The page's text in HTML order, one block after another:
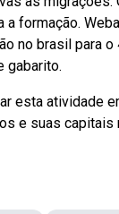
a formação.
no brasil para o
gabarito.
esta atividade
e suas capitais